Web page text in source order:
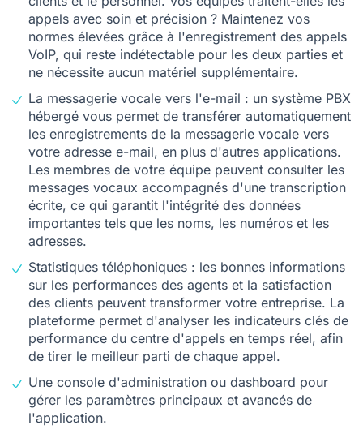
appels avec soin et précision ? Maintenez vos
normes élevées grâce à l'enregistrement des appels
VoIP, qui reste indétectable pour les deux parties et
ne nécessite aucun matériel supplémentaire.
La messagerie vocale vers l'e-mail : un système PBX
hébergé vous permet de transférer automatiquement
les enregistrements de la messagerie vocale vers
votre adresse e-mail, en plus d'autres applications.
Les membres de votre équipe peuvent consulter les
messages vocaux accompagnés d'une transcription
écrite, ce qui garantit l'intégrité des données
importantes tels que les noms, les numéros et les
adresses.
Statistiques téléphoniques : les bonnes informations
sur les performances des agents et la satisfaction
des clients peuvent transformer votre entreprise. La
plateforme permet d'analyser les indicateurs clés de
performance du centre d'appels en temps réel, afin
de tirer le meilleur parti de chaque appel.
Une console d'administration ou dashboard pour
gérer les paramètres principaux et avancés de
l'application.